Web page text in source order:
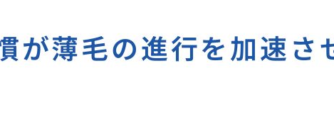
が薄毛の進行を加速さ